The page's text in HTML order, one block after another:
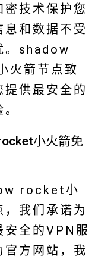
密技术保护您
息和数据不受
。shadow
火箭节点致
提供最安全的
小火箭免
rocket小
，我们承诺为
安全的VPN服
官方网站，我